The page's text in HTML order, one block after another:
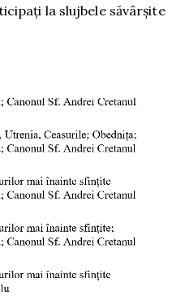
la slujbele săvârșite